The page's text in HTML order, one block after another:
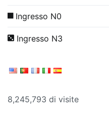
Ingresso N0
Ingresso N3
8,245,793 di visite